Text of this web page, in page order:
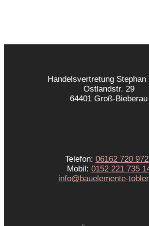
Handelsvertretung Stephan
Ostlandstr. 29
64401 Groß-Bieberau
Telefon: 06162 720
Mobil: 0152 221 735
info@bauelemente-